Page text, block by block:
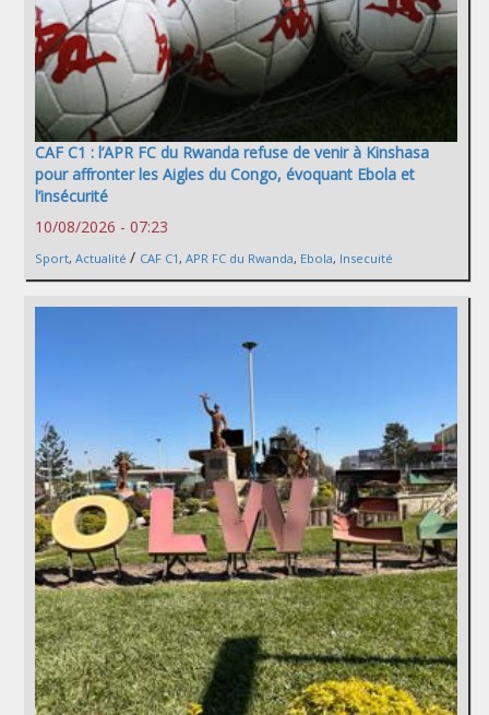
CAF C1 : l’APR FC du Rwanda refuse de venir à Kinshasa
pour affronter les Aigles du Congo, évoquant Ebola et
l’insécurité
10/08/2026 - 07:23
Sport, Actualité / CAF C1, APR FC du Rwanda, Ebola, Insecuité